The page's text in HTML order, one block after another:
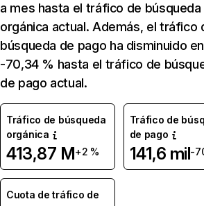
a mes hasta el tráfico de búsqueda
orgánica actual. Además, el tráfico
búsqueda de pago ha disminuido en
-70,34 % hasta el tráfico de
de pago actual.
Tráfico de búsqueda
orgánica
413,87 M+2 %
Tráfico de
de pago
141,6 mil-
Cuota de tráfico de